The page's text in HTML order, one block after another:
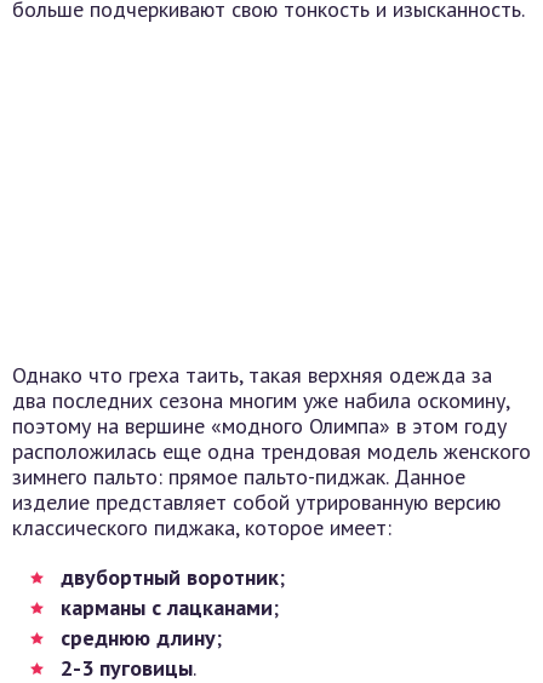
больше подчеркивают свою тонкость и изысканность.
Однако что греха таить, такая верхняя одежда за
два последних сезона многим уже набила оскомину,
поэтому на вершине «модного Олимпа» в этом году
расположилась еще одна трендовая модель женского
зимнего пальто: прямое пальто-пиджак. Данное
изделие представляет собой утрированную версию
классического пиджака, которое имеет:
двубортный воротник;
карманы с лацканами;
среднюю длину;
2-3 пуговицы.